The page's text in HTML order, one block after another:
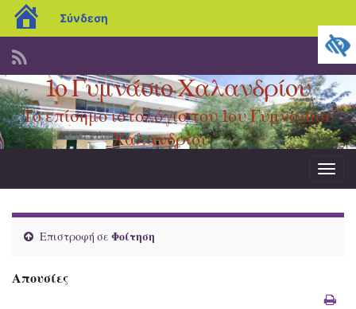
blogs.sch.gr
Σύνδεση
1ο Γυμνάσιο Χαλανδρίου
Το επίσημο ιστολόγιο του 1ου Γυμνασίου
Χαλανδρίου
Επιστροφή σε Φοίτηση
Απουσίες